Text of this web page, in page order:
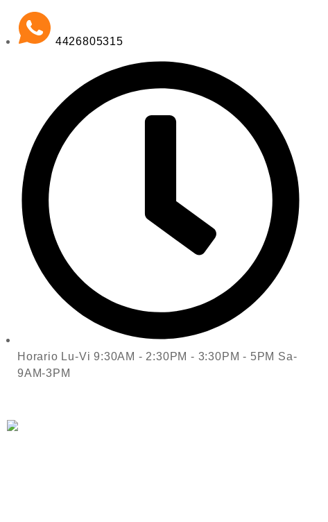
4426805315
Horario Lu-Vi 9:30AM - 2:30PM - 3:30PM - 5PM Sa-
9AM-3PM